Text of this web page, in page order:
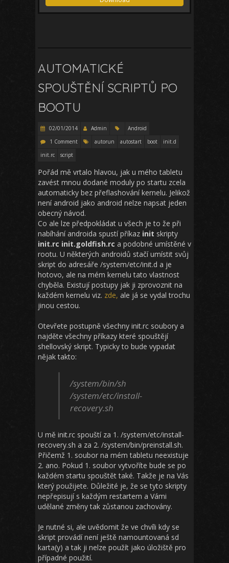
AUTOMATICKÉ
SPOUŠTĚNÍ SCRIPTŮ PO
BOOTU
02/01/2014 Admin
Android
1 Comment
autorun autostart boot
init.d
init.rc
script
Pořád mě vrtalo hlavou, jak u mého tabletu
zavést mnou dodané moduly po startu zcela
automaticky bez přeflashování kernelu. Jelikož
není android jako android nelze napsat jeden
obecný návod.
Co ale lze předpokládat u všech je to že při
nabíhání androida spustí příkaz init skripty
init.rc init.goldfish.rc a podobné umístěné v
rootu. U některých androidů stačí umístit svůj
skript do adresáře /system/etc/init.d a je
hotovo, ale na mém kernelu tato vlastnost
chyběla. Existují postupy jak ji zprovoznit na
každém kernelu viz. zde, ale já se vydal trochu
jinou cestou.
Otevřete postupně všechny init.rc soubory a
najděte všechny příkazy které spouštějí
shellovský skript. Typicky to bude vypadat
nějak takto:
/system/bin/sh
/system/etc/install-
recovery.sh
U mě init.rc spouští za 1. /system/etc/install-
recovery.sh a za 2. /system/bin/preinstall.sh.
Přičemž 1. soubor na mém tabletu neexistuje
2. ano. Pokud 1. soubor vytvoříte bude se po
každém startu spouštět také. Takže je na Vás
který použijete. Důležité je, že se tyto skripty
nepřepisují s každým restartem a Vámi
udělané změny tak zůstanou zachovány.
Je nutné si, ale uvědomit že ve chvíli kdy se
skript provádí není ještě namountovaná sd
karta(y) a tak ji nelze použít jako úložiště pro
případné použití.